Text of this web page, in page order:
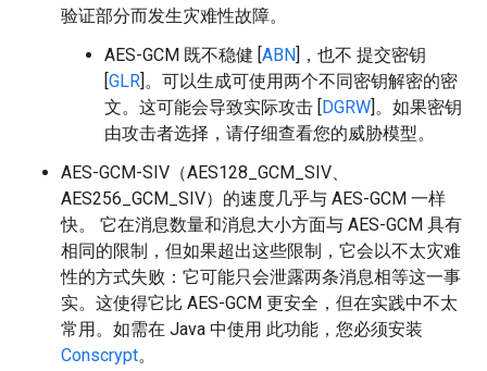
验证部分而发生灾难性故障。
AES-GCM 既不稳健 [ ABN
]，也不 提交密钥
GLR ]。可以生成可使用两个不同密钥解密的密
文。这可能会导致实际攻击 [ DGRW ]。如果密钥
由攻击者选择，请仔细查看您的威胁模型。
AES-GCM-SIV（AES128_GCM_SIV、
AES256_GCM_SIV）的速度几乎与 AES-GCM 一样
快。 它在消息数量和消息大小方面与 AES-GCM 具有
相同的限制，但如果超出这些限制，它会以不太灾难
性的方式失败：它可能只会泄露两条消息相等这一事
实。这使得它比 AES-GCM 更安全，但在实践中不太
常用。如需在 Java 中使用 此功能，您必须安装
Conscrypt。